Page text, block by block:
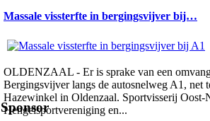
Massale vissterfte in bergingsvijver bij…
OLDENZAAL - Er is sprake van een
Bergingsvijver langs de autosnelweg A1, net
Hazewinkel in Oldenzaal. Sportvisserij Oost-
Hengelsportvereniging en...
Sponsor